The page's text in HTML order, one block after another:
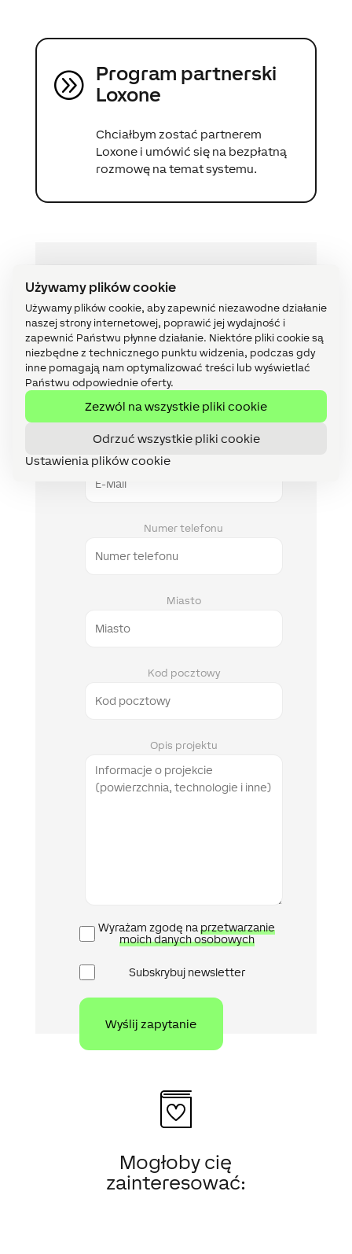
Używamy plików cookie
Używamy plików cookie, aby zapewnić niezawodne działanie
naszej strony internetowej, poprawić jej wydajność i
zapewnić Państwu płynne działanie. Niektóre pliki cookie są
niezbędne z technicznego punktu widzenia, podczas gdy
inne pomagają nam optymalizować treści lub wyświetlać
Państwu odpowiednie oferty.
Zezwól na wszystkie pliki cookie
Odrzuć wszystkie pliki cookie
Ustawienia plików cookie
A Program partnerski
Loxone
Chciałbym zostać partnerem
Loxone i umówić się na bezpłatną
rozmowę na temat systemu.
Bezpłatna wycena projektu
Imię
Nazwisko
E-Mail
Numer telefonu
Miasto
Kod pocztowy
Opis projektu
Polityka
prywatności
Wyrażam zgodę naprzetwarzanie
moich danych osobowych
Newsletter
Subskrybuj newsletter
Mogłoby cię
zainteresować: